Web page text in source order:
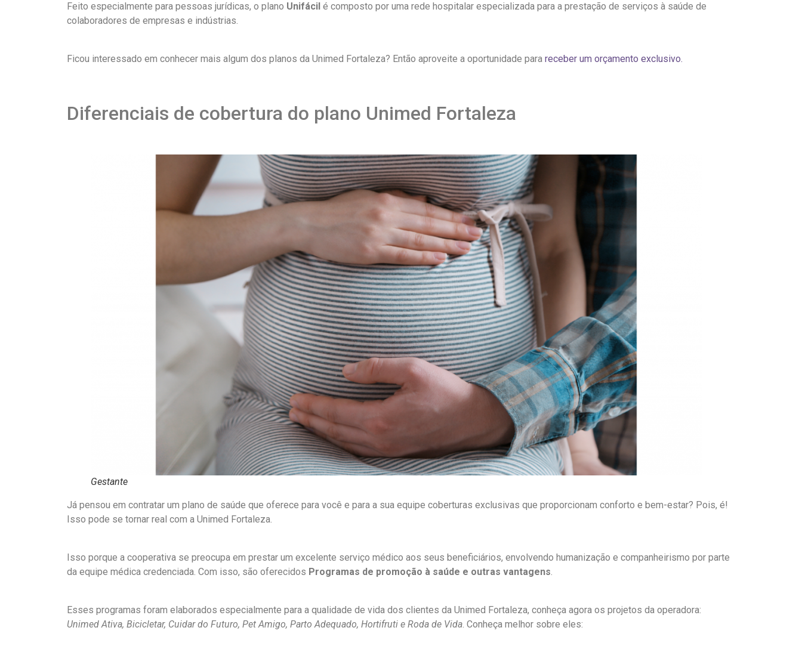
Feito especialmente para pessoas jurídicas, o plano Unifácil é composto por uma rede hospitalar especializada para a prestação de serviços à saúde de
colaboradores de empresas e indústrias.
Ficou interessado em conhecer mais algum dos planos da Unimed Fortaleza? Então aproveite a oportunidade para receber um orçamento exclusivo.
Diferenciais de cobertura do plano Unimed Fortaleza
Gestante
Já pensou em contratar um plano de saúde que oferece para você e para a sua equipe coberturas exclusivas que proporcionam conforto e bem-estar? Pois, é!
Isso pode se tornar real com a Unimed Fortaleza.
Isso porque a cooperativa se preocupa em prestar um excelente serviço médico aos seus beneficiários, envolvendo humanização e companheirismo por parte
da equipe médica credenciada. Com isso, são oferecidos Programas de promoção à saúde e outras vantagens.
Esses programas foram elaborados especialmente para a qualidade de vida dos clientes da Unimed Fortaleza, conheça agora os projetos da operadora:
Unimed Ativa, Bicicletar, Cuidar do Futuro, Pet Amigo, Parto Adequado, Hortifruti e Roda de Vida. Conheça melhor sobre eles: